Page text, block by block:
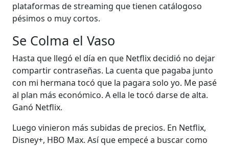
plataformas de streaming que tienen catálogoso
pésimos o muy cortos.
Se Colma el Vaso
Hasta que llegó el día en que Netflix decidió no dejar
compartir contraseñas. La cuenta que pagaba junto
con mi hermana tocó que la pagara solo yo. Me pasé
al plan más económico. A ella le tocó darse de alta.
Ganó Netflix.
Luego vinieron más subidas de precios. En Netflix,
Disney+, HBO Max. Así que empecé a buscar como